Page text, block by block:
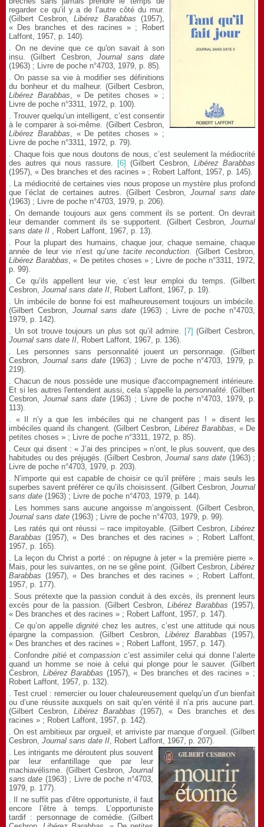
regarder ce qu’il y a de l’autre côté du mur.
(Gilbert Cesbron,Libérez Barabbas (1957),
« Des branches et des racines » ; Robert
Laffont, 1957, p. 140).
. On ne devine que ce qu'on savait à son
insu. (Gilbert Cesbron,Journal sans date
(1963) ; Livre de poche n°4703, 1979, p. 85).
. On passe sa vie à modifier ses définitions
du bonheur et du malheur. (Gilbert Cesbron,
Libérez Barabbas, « De petites choses » ;
Livre de poche n°3311, 1972, p. 100).
. Trouver quelqu’un intelligent, c’est consentir
à le comparer à soi-même. (Gilbert Cesbron,
Libérez Barabbas, « De petites choses » ;
Livre de poche n°3311, 1972, p. 79).
. Chaque fois que nous doutons de nous, c’est seulement la médiocrité
des autres qui nous rassure.
[6] (Gilbert Cesbron, Libérez Barabbas
(1957), « Des branches et des racines » ; Robert Laffont, 1957, p. 145).
. La médiocrité de certaines vies nous propose un mystère plus profond
que l’éclat de certaines autres. (Gilbert Cesbron,Journal sans date
(1963) ; Livre de poche n°4703, 1979, p. 206).
. On demande toujours aux gens comment ils se portent. On devrait
leur demander comment ils se supportent. (Gilbert Cesbron, Journal
sans date II , Robert Laffont, 1967, p. 13).
. Pour la plupart des humains, chaque jour, chaque semaine, chaque
année de leur vie n’est qu’une tacite reconduction. (Gilbert Cesbron,
Libérez Barabbas, « De petites choses » ; Livre de poche n°3311, 1972,
p. 99).
. Ce qu’ils appellent leur vie, c’est leur emploi du temps. (Gilbert
Cesbron, Journal sans date II, Robert Laffont, 1967, p. 19).
. Un imbécile de bonne foi est malheureusement toujours un imbécile.
(Gilbert Cesbron, Journal sans date (1963) ; Livre de poche n°4703,
1979, p. 142).
. Un sot trouve toujours un plus sot qu’il admire. [7] (Gilbert Cesbron,
Journal sans date II, Robert Laffont, 1967, p. 136).
. Les personnes sans personnalité jouent un personnage. (Gilbert
Cesbron,Journal sans date (1963) ; Livre de poche n°4703, 1979, p.
219).
. Chacun de nous possède une musique d'accompagnement intérieure.
Et si les autres l'entendent aussi, cela s'appelle la personnalité. (Gilbert
Cesbron,Journal sans date (1963) ; Livre de poche n°4703, 1979, p.
113).
. « Il n’y a que les imbéciles qui ne changent pas ! » disent les
imbéciles quand ils changent. (Gilbert Cesbron, Libérez Barabbas, « De
petites choses » ; Livre de poche n°3311, 1972, p. 85).
. Ceux qui disent : « J’ai des principes » n’ont, le plus souvent, que des
habitudes ou des préjugés. (Gilbert Cesbron, Journal sans date (1963) ;
Livre de poche n°4703, 1979, p. 203).
. N’importe qui est capable de choisir ce qu’il préfère ; mais seuls les
superbes savent préférer ce qu’ils choisissent. (Gilbert Cesbron, Journal
sans date (1963) ; Livre de poche n°4703, 1979, p. 144).
. Les hommes sans aucune angoisse m’angoissent. (Gilbert Cesbron,
Journal sans date (1963) ; Livre de poche n°4703, 1979, p. 99).
. Les ratés qui ont réussi – race impitoyable. (Gilbert Cesbron, Libérez
Barabbas (1957), « Des branches et des racines » ; Robert Laffont,
1957, p. 165).
. La leçon du Christ a porté : on répugne à jeter « la première pierre ».
Mais, pour les suivantes, on ne se gêne point. (Gilbert Cesbron, Libérez
Barabbas (1957), « Des branches et des racines » ; Robert Laffont,
1957, p. 177).
. Sous prétexte que la passion conduit à des excès, ils prennent leurs
excès pour de la passion. (Gilbert Cesbron, Libérez Barabbas (1957),
« Des branches et des racines » ; Robert Laffont, 1957, p. 147).
. Ce qu’on appelle dignité chez les autres, c’est une attitude qui nous
épargne la compassion. (Gilbert Cesbron, Libérez Barabbas (1957),
« Des branches et des racines » ; Robert Laffont, 1957, p. 147).
. Confondre pitiéetcompassion c’est assimiler celui qui donne l’alerte
quand un homme se noie à celui qui plonge pour le sauver. (Gilbert
Cesbron, Libérez Barabbas (1957), « Des branches et des racines » ;
Robert Laffont, 1957, p. 132).
. Test cruel : remercier ou louer chaleureusement quelqu’un d’un bienfait
ou d’une réussite auxquels on sait qu’en vérité il n’a pris aucune part.
(Gilbert Cesbron, Libérez Barabbas (1957), « Des branches et des
racines » ; Robert Laffont, 1957, p. 142).
. On est ambitieux par orgueil, et arriviste par manque d’orgueil. (Gilbert
Cesbron, Journal sans date II, Robert Laffont, 1967, p. 207).
. Les intrigants me déroutent plus souvent
par leur enfantillage que par leur
machiavélisme. (Gilbert Cesbron, Journal
sans date (1963) ; Livre de poche n°4703,
1979, p. 177).
. Il ne suffit pas d’être opportuniste, il faut
encore l’être à temps. L’opportuniste
tardif : personnage de comédie. (Gilbert